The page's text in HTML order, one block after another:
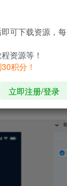
上手。
可下载资源，每
资源等！
积分！
立即注册/登录